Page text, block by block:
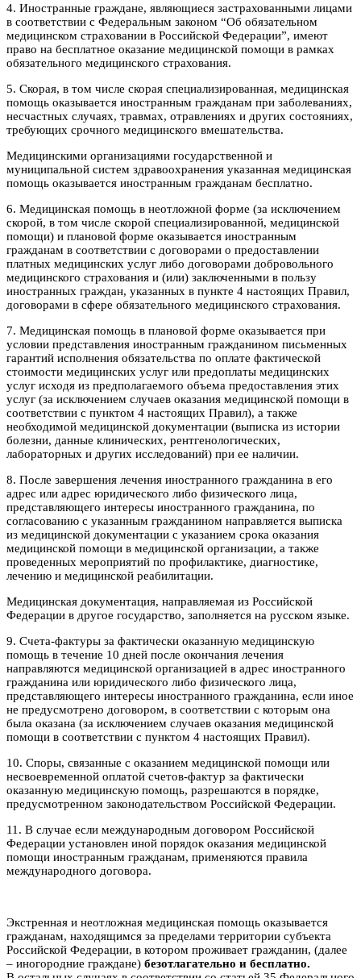
4. Иностранные граждане, являющиеся застрахованными лицами
в соответствии с Федеральным законом “Об обязательном
медицинском страховании в Российской Федерации”, имеют
право на бесплатное оказание медицинской помощи в рамках
обязательного медицинского страхования.
5. Скорая, в том числе скорая специализированная, медицинская
помощь оказывается иностранным гражданам при заболеваниях,
несчастных случаях, травмах, отравлениях и других состояниях,
требующих срочного медицинского вмешательства.
Медицинскими организациями государственной и
муниципальной систем здравоохранения указанная медицинская
помощь оказывается иностранным гражданам бесплатно.
6. Медицинская помощь в неотложной форме (за исключением
скорой, в том числе скорой специализированной, медицинской
помощи) и плановой форме оказывается иностранным
гражданам в соответствии с договорами о предоставлении
платных медицинских услуг либо договорами добровольного
медицинского страхования и (или) заключенными в пользу
иностранных граждан, указанных в пункте 4 настоящих Правил,
договорами в сфере обязательного медицинского страхования.
7. Медицинская помощь в плановой форме оказывается при
условии представления иностранным гражданином письменных
гарантий исполнения обязательства по оплате фактической
стоимости медицинских услуг или предоплаты медицинских
услуг исходя из предполагаемого объема предоставления этих
услуг (за исключением случаев оказания медицинской помощи в
соответствии с пунктом 4 настоящих Правил), а также
необходимой медицинской документации (выписка из истории
болезни, данные клинических, рентгенологических,
лабораторных и других исследований) при ее наличии.
8. После завершения лечения иностранного гражданина в его
адрес или адрес юридического либо физического лица,
представляющего интересы иностранного гражданина, по
согласованию с указанным гражданином направляется выписка
из медицинской документации с указанием срока оказания
медицинской помощи в медицинской организации, а также
проведенных мероприятий по профилактике, диагностике,
лечению и медицинской реабилитации.
Медицинская документация, направляемая из Российской
Федерации в другое государство, заполняется на русском языке.
9. Счета-фактуры за фактически оказанную медицинскую
помощь в течение 10 дней после окончания лечения
направляются медицинской организацией в адрес иностранного
гражданина или юридического либо физического лица,
представляющего интересы иностранного гражданина, если иное
не предусмотрено договором, в соответствии с которым она
была оказана (за исключением случаев оказания медицинской
помощи в соответствии с пунктом 4 настоящих Правил).
10. Споры, связанные с оказанием медицинской помощи или
несвоевременной оплатой счетов-фактур за фактически
оказанную медицинскую помощь, разрешаются в порядке,
предусмотренном законодательством Российской Федерации.
11. В случае если международным договором Российской
Федерации установлен иной порядок оказания медицинской
помощи иностранным гражданам, применяются правила
международного договора.
Экстренная и неотложная медицинская помощь оказывается
гражданам, находящимся за пределами территории субъекта
Российской Федерации, в котором проживает гражданин, (далее
– иногородние граждане) безотлагательно и бесплатно.